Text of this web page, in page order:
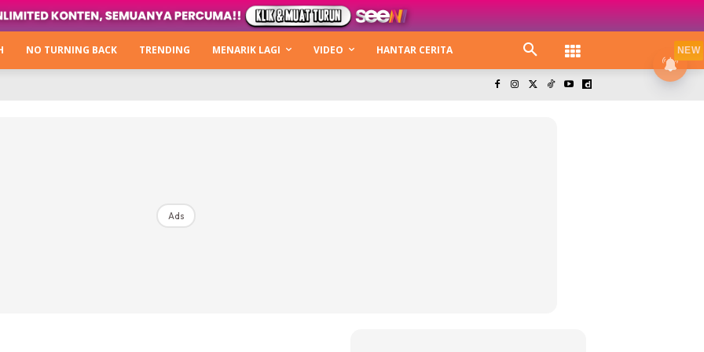
Hijabista
Next Level
NO TURNING BACK TRENDING MENARIK LAGI VIDEO HANTAR CERITA
Ads
NEW